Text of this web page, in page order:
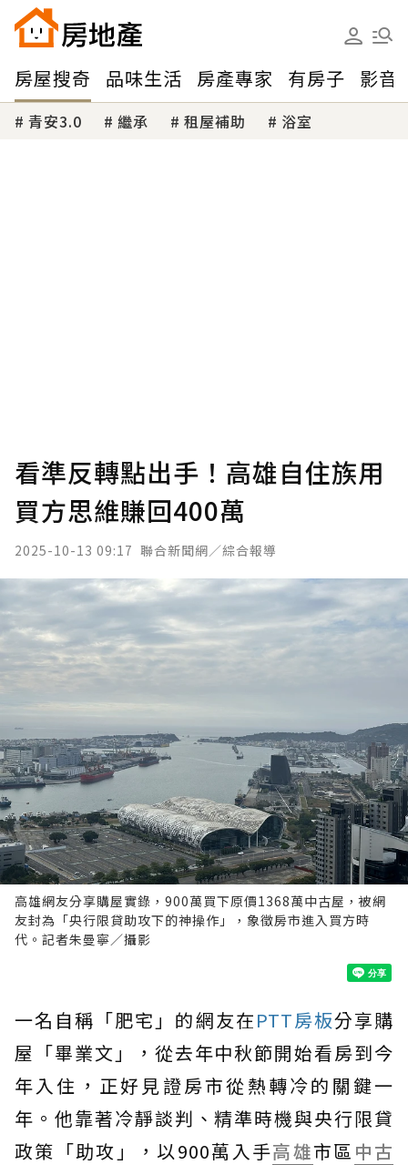
房屋搜奇 品味生活 房產專家 有房子 影音
青安3.0 繼承 租屋補助 浴室
看準反轉點出手！高雄自住族用
買方思維賺回400萬
2025-10-13 09:17 聯合新聞網／綜合報導
高雄網友分享購屋實錄，900萬買下原價1368萬中古屋，被網
友封為「央行限貸助攻下的神操作」，象徵房市進入買方時
代。記者朱曼寧／攝影
一名自稱「肥宅」的網友在PTT房板分享購
屋「畢業文」，從去年中秋節開始看房到今
年入住，正好見證房市從熱轉冷的關鍵一
年。他靠著冷靜談判、精準時機與央行限貸
政策「助攻」，以900萬入手高雄市區 中古